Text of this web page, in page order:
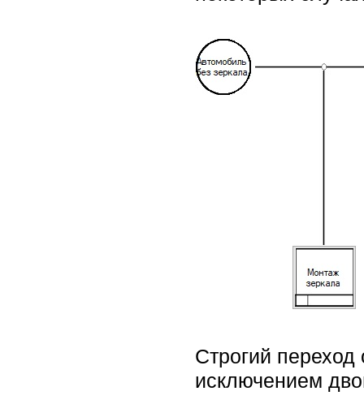
Строгий переход
исключением